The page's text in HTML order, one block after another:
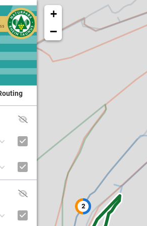
2
+
−
Veranstaltungen
Naturparkpartner
Kinder und Familien
BNE - Bildung für eine
nachhaltige